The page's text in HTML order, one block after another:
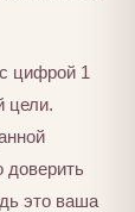
цифрой 1
цели.
доверить
это ваша